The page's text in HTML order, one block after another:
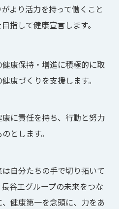
より活力を持って働くこと
指して健康宣言します。
康保持・増進に積極的に取
康づくりを支援します。
に責任を持ち、行動と努力
とします。
自分たちの手で切り拓いて
谷工グループの未来をつな
健康第一を念頭に、力をあ